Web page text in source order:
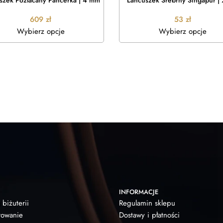
609 zł
Wybierz opcje
53 zł
Wybierz opcje
biżuterii
INFORMACJE
Regulamin sklepu
Dostawy i płatności